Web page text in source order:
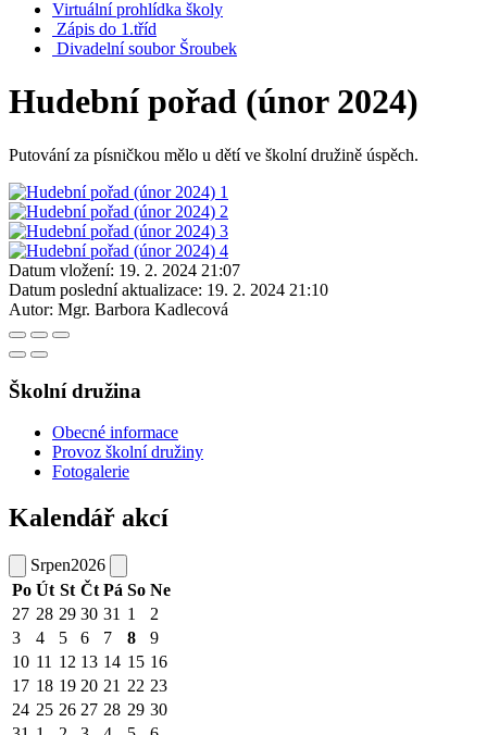
Virtuální prohlídka školy
Zápis do 1.tříd
Divadelní soubor Šroubek
Hudební pořad (únor 2024)
Putování za písničkou mělo u dětí ve školní družině úspěch.
Datum vložení: 19. 2. 2024 21:07
Datum poslední aktualizace: 19. 2. 2024 21:10
Autor: Mgr. Barbora Kadlecová
Školní družina
Obecné informace
Provoz školní družiny
Fotogalerie
Kalendář akcí
Srpen2026
Po Út St Čt Pá So Ne
27 28 29 30 31 1
2
3
4 5 6 7 8
9
10 11 12 13 14 15 16
17 18 19 20 21 22 23
24 25 26 27 28 29 30